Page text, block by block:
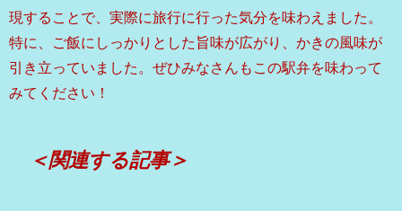
現することで、実際に旅行に行った気分を味わえました。
特に、ご飯にしっかりとした旨味が広がり、かきの風味が
引き立っていました。ぜひみなさんもこの駅弁を味わって
みてください！
＜関連する記事＞